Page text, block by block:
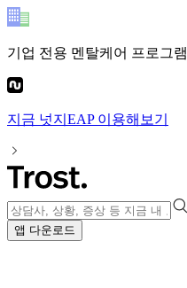
기업 전용 멘탈케어 프로그램
지금 넛지EAP이용해보기
앱 다운로드